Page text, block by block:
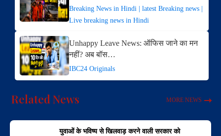
Breaking News in Hindi | latest Breaking news |
Live breaking news in Hindi
Unhappy Leave News: ऑफिस जाने का मन
नहीं? अब बॉस…
IBC24 Originals
Related News MORE NEWS
युवाओं के भविष्य से खिलवाड़ करने वाली सरकार को